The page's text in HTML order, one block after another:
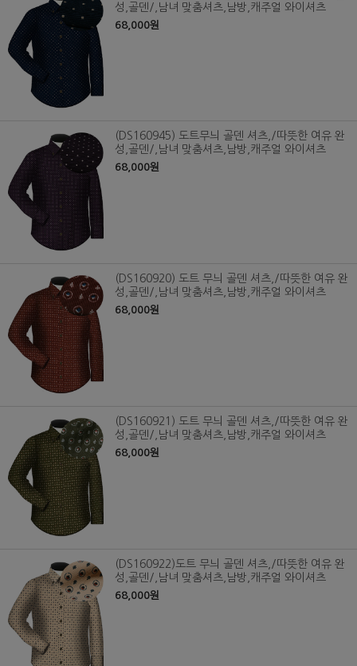
성,골덴/,남녀 맞춤셔츠,남방,캐주얼 와이셔츠
68,000원
(DS160945) 도트무늬 골덴 셔츠,/따뜻한 여유 완
성,골덴/,남녀 맞춤셔츠,남방,캐주얼 와이셔츠
68,000원
(DS160920) 도트 무늬 골덴 셔츠,/따뜻한 여유 완
성,골덴/,남녀 맞춤셔츠,남방,캐주얼 와이셔츠
68,000원
(DS160921) 도트 무늬 골덴 셔츠,/따뜻한 여유 완
성,골덴/,남녀 맞춤셔츠,남방,캐주얼 와이셔츠
68,000원
(DS160922)도트 무늬 골덴 셔츠,/따뜻한 여유 완
성,골덴/,남녀 맞춤셔츠,남방,캐주얼 와이셔츠
68,000원